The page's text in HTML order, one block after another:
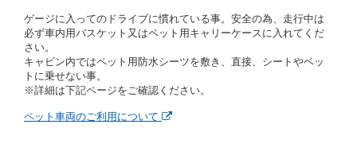
借受人は契約後の借受期間の延長はできないものとし
ます。
当社は、借受人又は運転者が前3項に従わない場合
は、貸渡契約の締結を拒絶するとともに、予約を取消
すことができるものとします。なお、この場合の予約
のとします。
ゲージに入ってのドライブに慣れている事。安全の為、走行中は
必ず車内用バスケット又はペット用キャリーケースに入れてくだ
さい。
キャビン内ではペット用防水シーツを敷き、直接、シートやベッ
トに乗せない事。
※詳細は下記ページをご確認ください。
ペット車両のご利用について